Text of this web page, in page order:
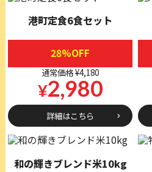
港町定食6食セット
28%OFF
通常価格 ¥4,180
¥2,980
詳細はこちら
和の輝きブレンド米10kg